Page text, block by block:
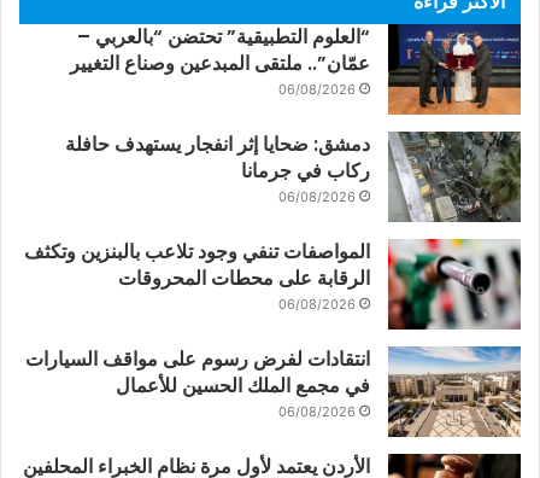
“العلوم التطبيقية” تحتضن “بالعربي –
عمّان”.. ملتقى المبدعين وصناع التغيير
06/08/2026
دمشق: ضحايا إثر انفجار يستهدف حافلة
ركاب في جرمانا
06/08/2026
المواصفات تنفي وجود تلاعب بالبنزين وتكثف
الرقابة على محطات المحروقات
06/08/2026
انتقادات لفرض رسوم على مواقف السيارات
في مجمع الملك الحسين للأعمال
06/08/2026
الأردن يعتمد لأول مرة نظام الخبراء المحلفين